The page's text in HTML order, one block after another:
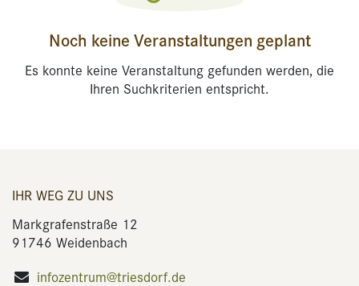
Noch keine Veranstaltungen geplant
Es konnte keine Veranstaltung gefunden werden, die
Ihren Suchkriterien entspricht.
IHR WEG ZU UNS
Markgrafenstraße 12
91746 Weidenbach
infozentrum@triesdorf.de